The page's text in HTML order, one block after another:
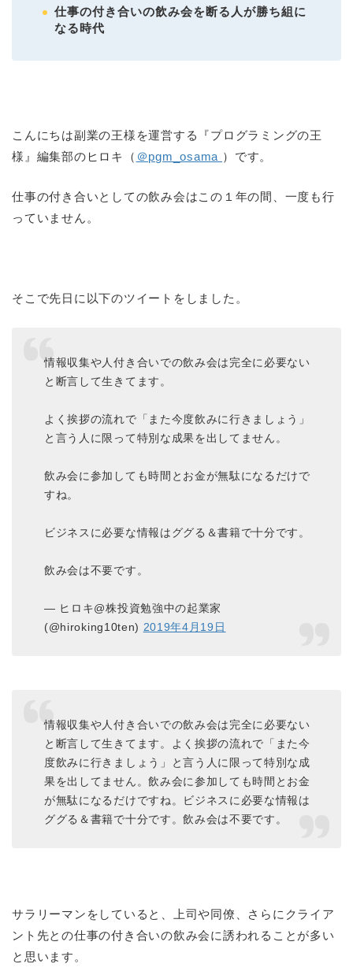
仕事の付き合いの飲み会を断る人が勝ち組に
なる時代
こんにちは副業の王様を運営する『プログラミングの王
様』編集部のヒロキ（ ＠pgm_osama ）です。
仕事の付き合いとしての飲み会はこの１年の間、一度も行
っていません。
そこで先日に以下のツイートをしました。
情報収集や人付き合いでの飲み会は完全に必要ない
と断言して生きてます。
よく挨拶の流れで「また今度飲みに行きましょう」
と言う人に限って特別な成果を出してません。
飲み会に参加しても時間とお金が無駄になるだけで
すね。
ビジネスに必要な情報はググる＆書籍で十分です。
飲み会は不要です。
— ヒロキ@株投資勉強中の起業家
(@hiroking10ten) 2019年4月19日
情報収集や人付き合いでの飲み会は完全に必要ない
と断言して生きてます。よく挨拶の流れで「また今
度飲みに行きましょう」と言う人に限って特別な成
果を出してません。飲み会に参加しても時間とお金
が無駄になるだけですね。ビジネスに必要な情報は
ググる＆書籍で十分です。飲み会は不要です。
サラリーマンをしていると、上司や同僚、さらにクライア
ント先との仕事の付き合いの飲み会に誘われることが多い
と思います。